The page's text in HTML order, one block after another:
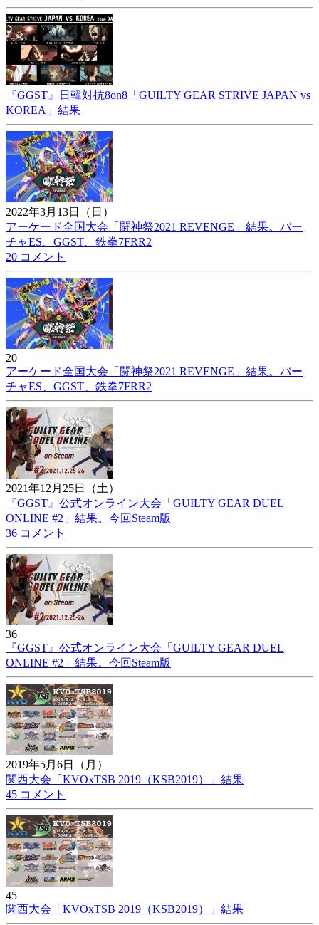
『GGST』日韓対抗8on8「GUILTY GEAR STRIVE JAPAN vs
KOREA」結果
2022年3月13日（日）
アーケード全国大会「闘神祭2021 REVENGE」結果。バー
チャES、GGST、鉄拳7FRR2
20 コメント
20
アーケード全国大会「闘神祭2021 REVENGE」結果。バー
チャES、GGST、鉄拳7FRR2
2021年12月25日（土）
『GGST』公式オンライン大会「GUILTY GEAR DUEL
ONLINE #2」結果。今回Steam版
36 コメント
36
『GGST』公式オンライン大会「GUILTY GEAR DUEL
ONLINE #2」結果。今回Steam版
2019年5月6日（月）
関西大会「KVOxTSB 2019（KSB2019）」結果
45 コメント
45
関西大会「KVOxTSB 2019（KSB2019）」結果